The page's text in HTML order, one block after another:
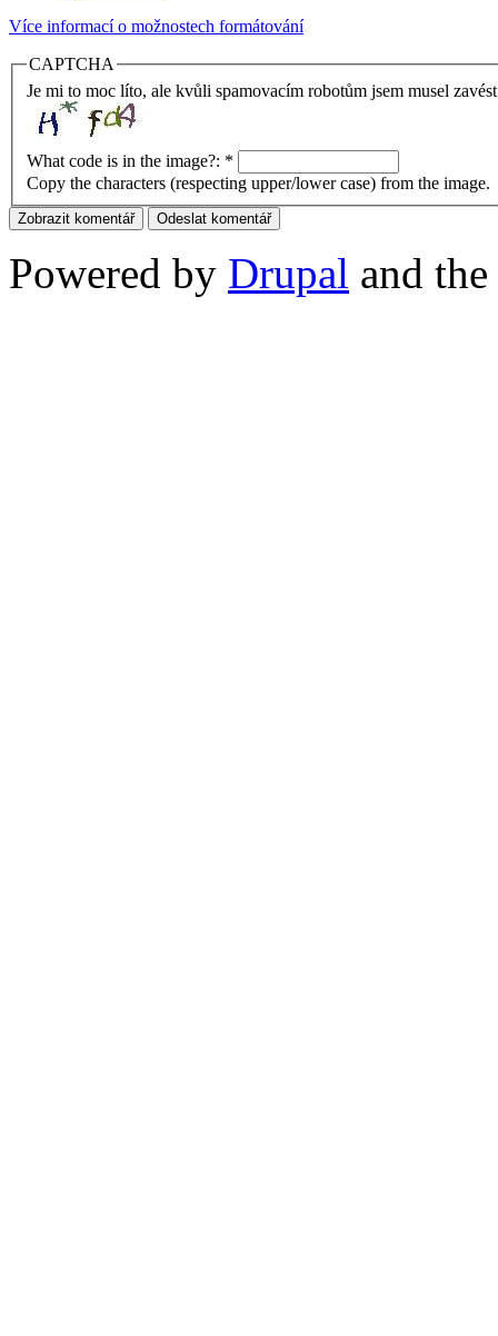
Více informací o možnostech formátování
CAPTCHA
Je mi to moc líto, ale kvůli spamovacím robotům jsem musel
What code is in the image?: *
Copy the characters (respecting upper/lower case) from the image.
Powered by Drupal and the